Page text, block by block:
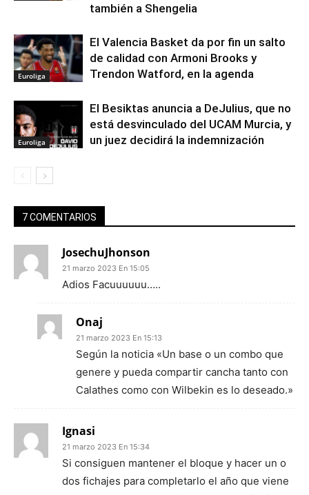
también a Shengelia
Euroliga
El Valencia Basket da por fin un salto
de calidad con Armoni Brooks y
Trendon Watford, en la agenda
Euroliga
El Besiktas anuncia a DeJulius, que no
está desvinculado del UCAM Murcia, y
un juez decidirá la indemnización
7 COMENTARIOS
JosechuJhonson
21 marzo 2023 En 15:05
Adios Facuuuuuu…..
Onaj
21 marzo 2023 En 15:13
Según la noticia «Un base o un combo que
genere y pueda compartir cancha tanto con
Calathes como con Wilbekin es lo deseado.»
Ignasi
21 marzo 2023 En 15:34
Si consiguen mantener el bloque y hacer un o
dos fichajes para completarlo el año que viene